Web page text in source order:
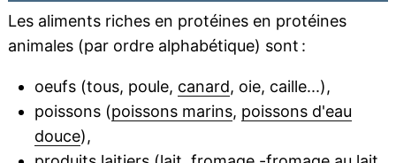
Les aliments riches en protéines en protéines
animales (par ordre alphabétique) sont :
oeufs (tous, poule, canard, oie, caille...),
poissons (poissons marins, poissons d'eau
douce),